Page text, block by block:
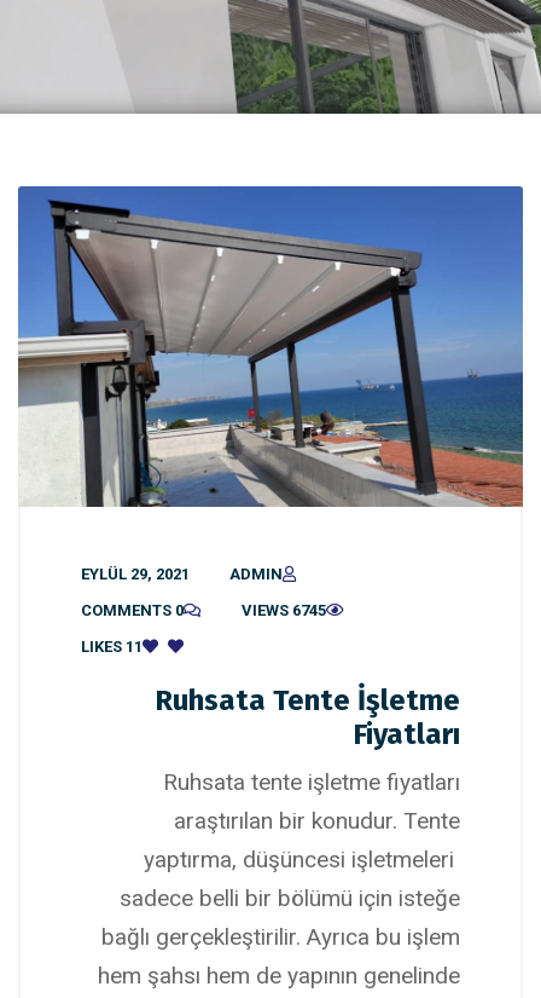
EYLÜL 29, 2021
ADMIN
0 COMMENTS
6745 VIEWS
11
Ruhsata Tente İşletme
Fiyatları
Ruhsata tente işletme fiyatları
araştırılan bir konudur. Tente
yaptırma, düşüncesi işletmeleri
sadece belli bir bölümü için isteğe
bağlı gerçekleştirilir. Ayrıca bu işlem
hem şahsı hem de yapının genelinde